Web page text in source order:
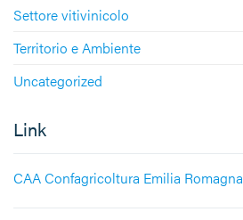
Settore vitivinicolo
Territorio e Ambiente
Uncategorized
Link
CAA Confagricoltura Emilia Romagna